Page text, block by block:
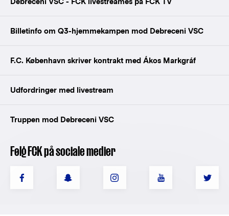
Billetinfo om Q3-hjemmekampen mod Debreceni VSC
F.C. København skriver kontrakt med Ákos Markgráf
Udfordringer med livestream
Truppen mod Debreceni VSC
Følg FCK på sociale medier